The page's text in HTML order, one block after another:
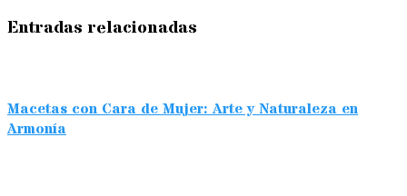
Entradas relacionadas
Macetas con Cara de Mujer: Arte y Naturaleza en
Armonía